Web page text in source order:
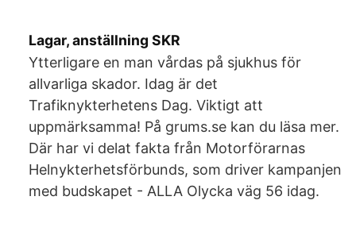
Lagar, anställning SKR
Ytterligare en man vårdas på sjukhus för
allvarliga skador. Idag är det
Trafiknykterhetens Dag. Viktigt att
uppmärksamma! På grums.se kan du läsa mer.
Där har vi delat fakta från Motorförarnas
Helnykterhetsförbunds, som driver kampanjen
med budskapet - ALLA Olycka väg 56 idag.